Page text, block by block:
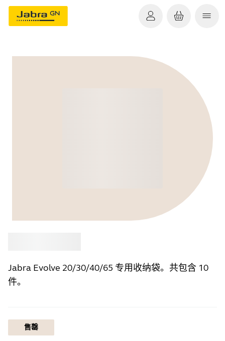
Jabra Evolve 20/30/40/65 专用收纳袋。共包含 10
件。
售罄